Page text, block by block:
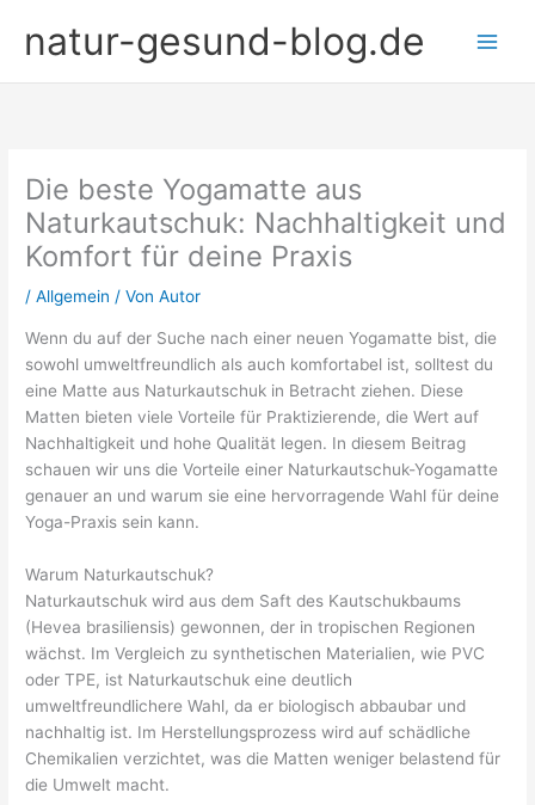
Inhaltnatur-gesund-blog.de
Die beste Yogamatte aus
Naturkautschuk: Nachhaltigkeit und
Komfort für deine Praxis
/Allgemein / VonAutor
Wenn du auf der Suche nach einer neuen Yogamatte bist, die
sowohl umweltfreundlich als auch komfortabel ist, solltest du
eine Matte aus Naturkautschuk in Betracht ziehen. Diese
Matten bieten viele Vorteile für Praktizierende, die Wert auf
Nachhaltigkeit und hohe Qualität legen. In diesem Beitrag
schauen wir uns die Vorteile einer Naturkautschuk-Yogamatte
genauer an und warum sie eine hervorragende Wahl für deine
Yoga-Praxis sein kann.
Warum Naturkautschuk?
Naturkautschuk wird aus dem Saft des Kautschukbaums
(Hevea brasiliensis) gewonnen, der in tropischen Regionen
wächst. Im Vergleich zu synthetischen Materialien, wie PVC
oder TPE, ist Naturkautschuk eine deutlich
umweltfreundlichere Wahl, da er biologisch abbaubar und
nachhaltig ist. Im Herstellungsprozess wird auf schädliche
Chemikalien verzichtet, was die Matten weniger belastend für
die Umwelt macht.